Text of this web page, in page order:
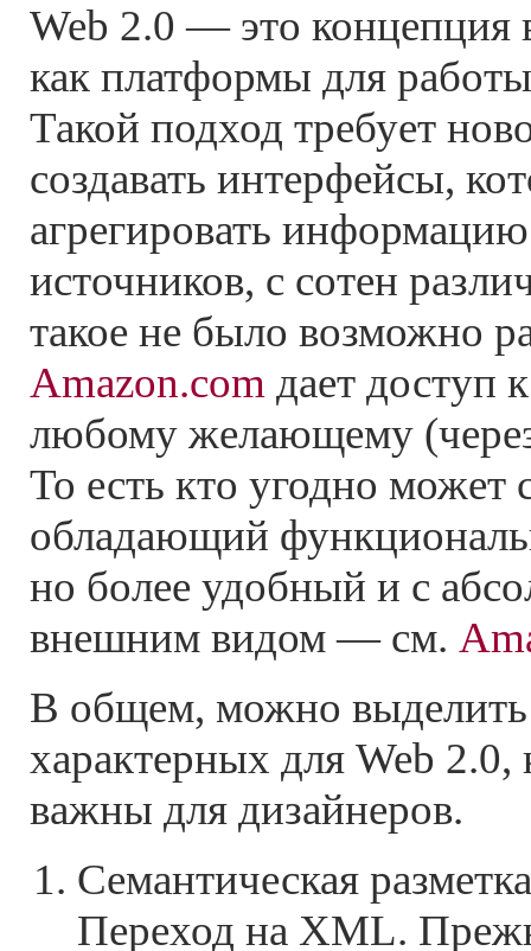
Web 2.0 — это концепция
как платформы для
Такой подход требует
создавать интерфейсы,
агрегировать информацию
источников, с сотен
такое не было возможно
Amazon.com дает доступ
любому желающему
То есть кто угодно может
обладающий
но более удобный и с
внешним видом — см.
В общем, можно выделить
характерных для Web 2.0,
важны для дизайнеров.
Семантическая
Переход на XML.